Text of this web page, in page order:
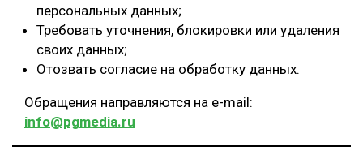
персональных данных;
Требовать уточнения, блокировки или удаления
своих данных;
Отозвать согласие на обработку данных.
Обращения направляются на e-mail:
info@pgmedia.ru